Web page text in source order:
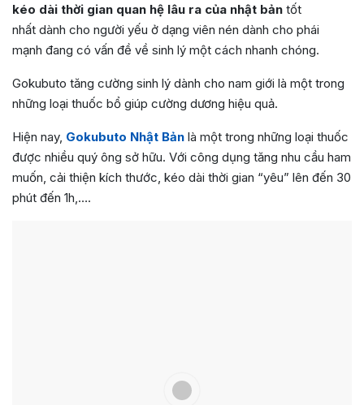
kéo dài thời gian quan hệ lâu ra của nhật bản tốt
nhất dành cho người yếu ở dạng viên nén dành cho phái
mạnh đang có vấn đề về sinh lý một cách nhanh chóng.
Gokubuto tăng cường sinh lý dành cho nam giới là một trong
những loại thuốc bổ giúp cường dương hiệu quả.
Hiện nay, Gokubuto Nhật Bản là một trong những loại thuốc
được nhiều quý ông sở hữu. Với công dụng tăng nhu cầu ham
muốn, cải thiện kích thước, kéo dài thời gian “yêu” lên đến 30
phút đến 1h,….